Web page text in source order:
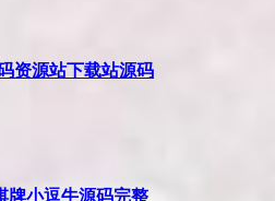
资源站下载站源码
牌小逗牛源码完整